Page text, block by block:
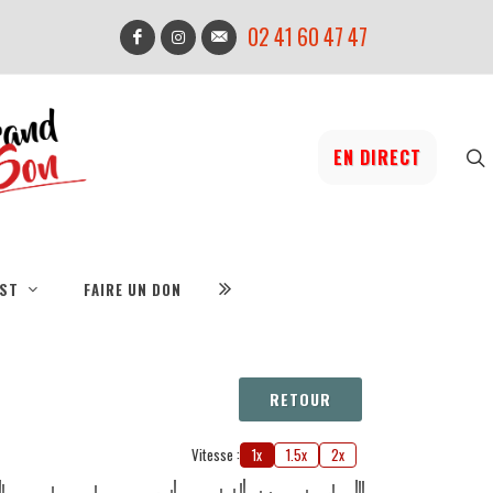
02 41 60 47 47
EN DIRECT
FAIRE UN DON
RETOUR
Vitesse : 1x 1.5x 2x